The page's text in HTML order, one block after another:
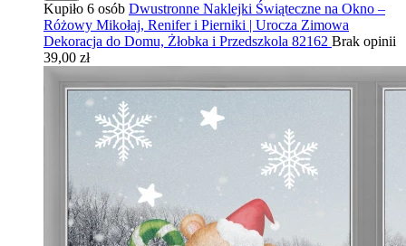
Kupiło 6 osób Dwustronne Naklejki Świąteczne na Okno –
Różowy Mikołaj, Renifer i Pierniki | Urocza Zimowa
Dekoracja do Domu, Żłobka i Przedszkola 82162 Brak opinii
39,00 zł